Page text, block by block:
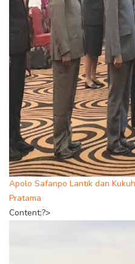
Apolo Safanpo Lantik dan
Pratama
Content;?>